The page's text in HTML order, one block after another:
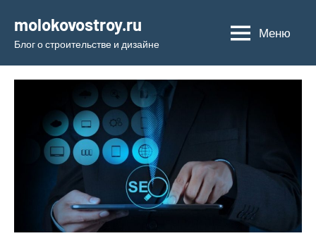
содержимому
molokovostroy.ru
Блог о строительстве и дизайне
Меню